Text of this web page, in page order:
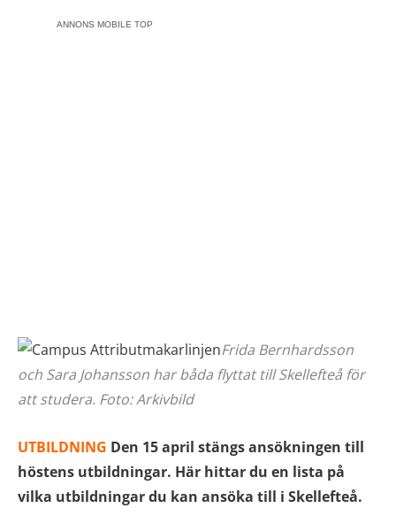
ANNONS MOBILE TOP
Frida Bernhardsson
och Sara Johansson har båda flyttat till Skellefteå för
att studera. Foto: Arkivbild
UTBILDNING Den 15 april stängs ansökningen till
höstens utbildningar. Här hittar du en lista på
vilka utbildningar du kan ansöka till i Skellefteå.